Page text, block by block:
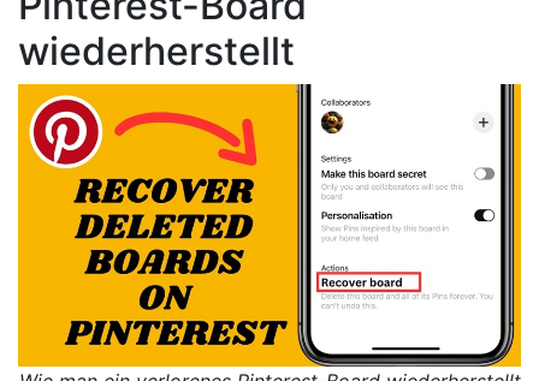
wiederherstellt